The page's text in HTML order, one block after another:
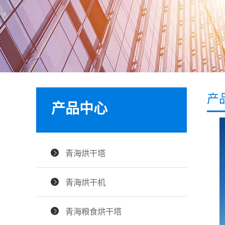
产品中心
青海烘干塔
青海烘干机
青海粮食烘干塔
产